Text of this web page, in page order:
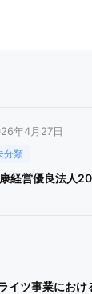
年4月27日
分類
経営優良法人
イツ事業におけ